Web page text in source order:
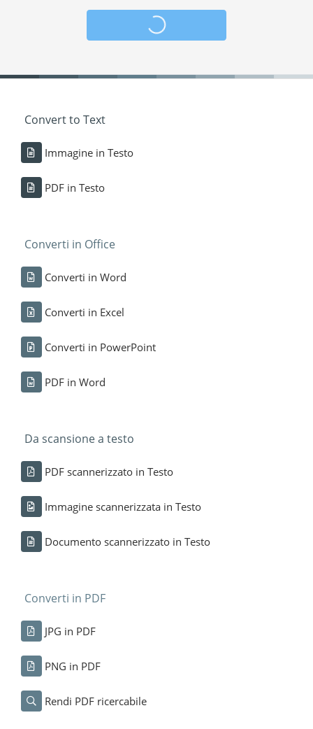
Convert to Text
Immagine in Testo
PDF in Testo
Converti in Office
Converti in Word
Converti in Excel
Converti in PowerPoint
PDF in Word
Da scansione a testo
PDF scannerizzato in Testo
Immagine scannerizzata in Testo
Documento scannerizzato in Testo
Converti in PDF
JPG in PDF
PNG in PDF
Rendi PDF ricercabile